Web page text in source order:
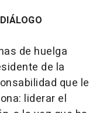
de huelga
de la
que le
liderar el